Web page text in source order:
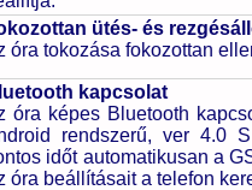
ütés- és
óra tokozása fokozottan
kapcsolat
óra képes Bluetooth
rendszerű, ver 4.0
időt automatikusan a
óra beállításait a telefon